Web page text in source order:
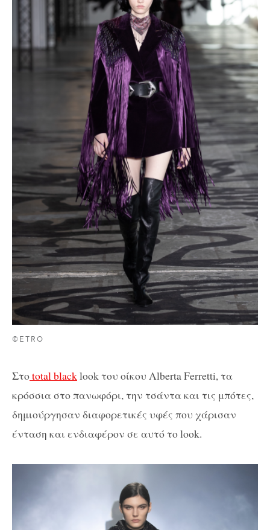
©ETRO
Στοtotal blacklook του οίκου Alberta Ferretti, τα
κρόσσια στο πανωφόρι, την τσάντα και τις μπότες,
δημιούργησαν διαφορετικές υφές που χάρισαν
ένταση και ενδιαφέρον σε αυτό το look.